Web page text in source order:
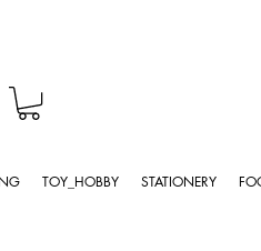
TOY_HOBBY STATIONERY